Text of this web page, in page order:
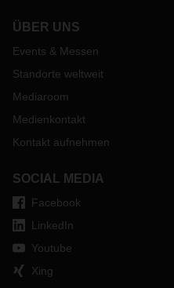
ÜBER UNS
Events & Messen
Standorte weltweit
Mediaroom
Medienkontakt
Kontakt aufnehmen
SOCIAL MEDIA
Facebook
LinkedIn
Youtube
Xing